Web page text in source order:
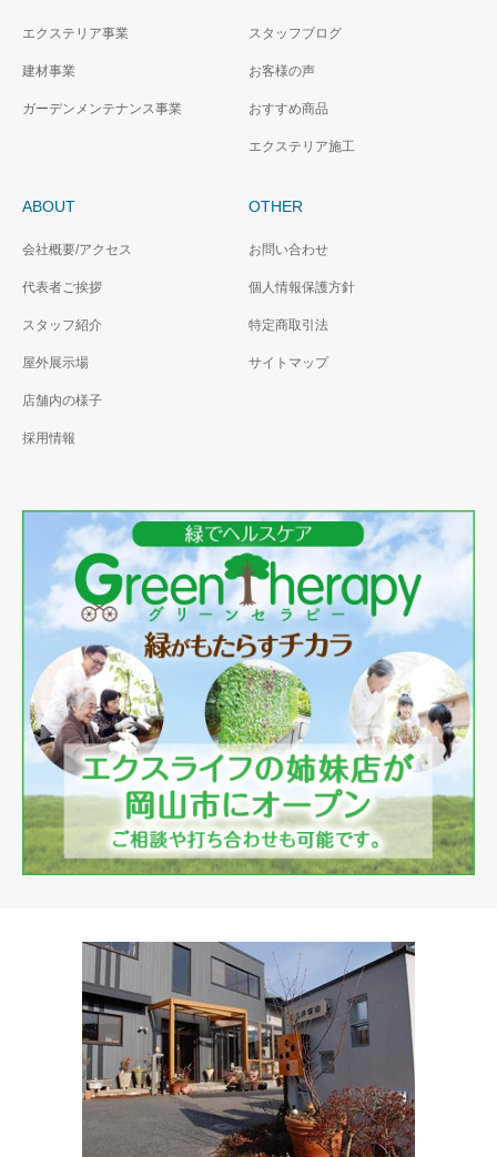
エクステリア事業
建材事業
ガーデンメンテナンス事業
スタッフブログ
お客様の声
おすすめ商品
エクステリア施工
ABOUT
会社概要/アクセス
代表者ご挨拶
スタッフ紹介
屋外展示場
店舗内の様子
採用情報
OTHER
お問い合わせ
個人情報保護方針
特定商取引法
サイトマップ